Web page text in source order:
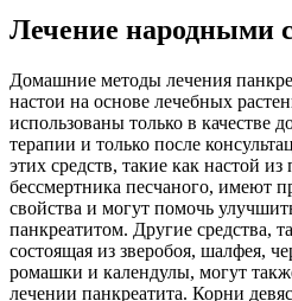
Лечение народными
Домашние методы лечения
настои на основе лечебных
использованы только в качестве
терапии и только после
этих средств, такие как настой
бессмертника песчаного, имеют
свойства и могут помочь
панкреатитом. Другие средства,
состоящая из зверобоя, шалфея,
ромашки и календулы, могут
лечении панкреатита. Корни